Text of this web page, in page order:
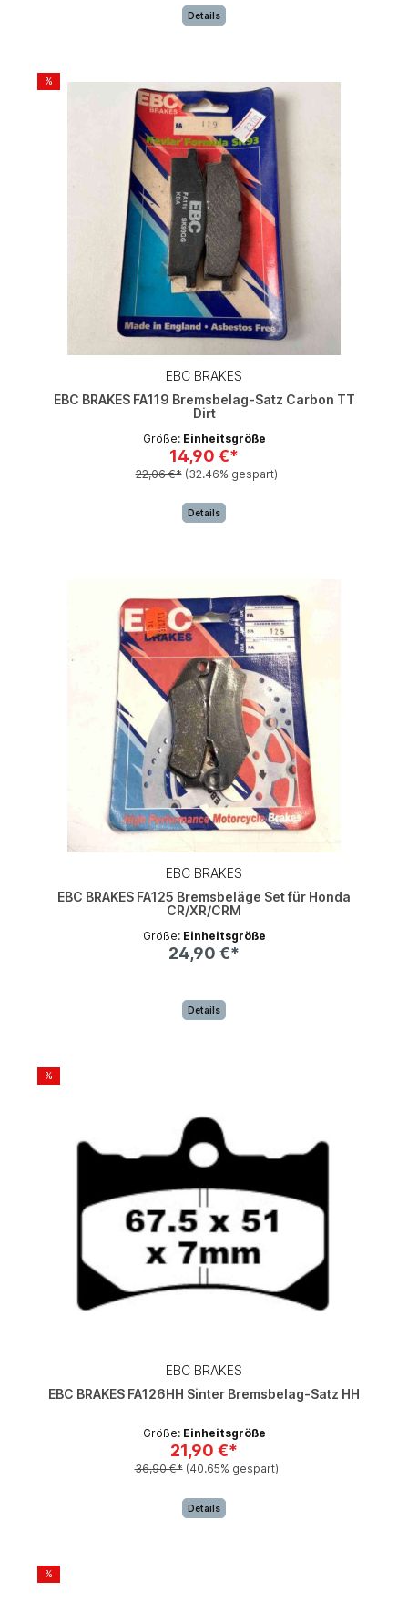
Details
%
EBC BRAKES
EBC BRAKES FA119 Bremsbelag-Satz Carbon TT
Dirt
Größe: Einheitsgröße
14,90 €*
22,06 €* (32.46% gespart)
Details
EBC BRAKES
EBC BRAKES FA125 Bremsbeläge Set für Honda
CR/XR/CRM
Größe: Einheitsgröße
24,90 €*
Details
%
EBC BRAKES
EBC BRAKES FA126HH Sinter Bremsbelag-Satz HH
Größe: Einheitsgröße
21,90 €*
36,90 €* (40.65% gespart)
Details
%